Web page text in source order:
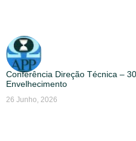
Conferência Direção Técnica –
Envelhecimento
26 Junho, 2026